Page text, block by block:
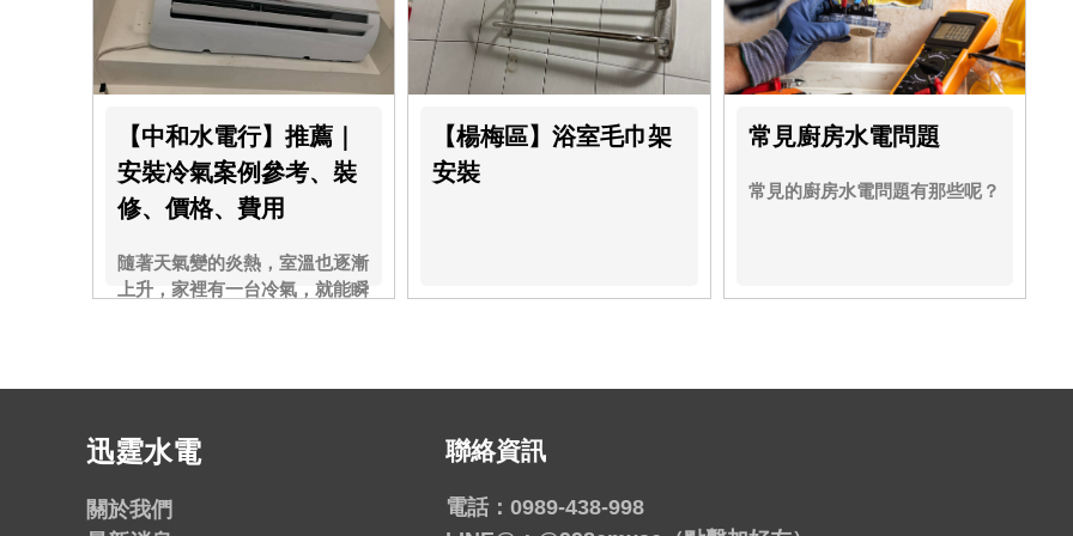
【中和水電行】推薦｜
安裝冷氣案例參考、裝
修、價格、費用
隨著天氣變的炎熱，室溫也逐漸
上升，家裡有一台冷氣，就能瞬
【楊梅區】浴室毛巾架
安裝
常見廚房水電問題
常見的廚房水電問題有那些呢？
迅霆水電
關於我們
聯絡資訊
電話： 0989-438-998